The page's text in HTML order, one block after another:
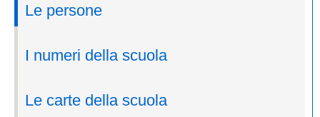
La storia
panoramica
presentazione
Le persone
I numeri della scuola
Le carte della scuola